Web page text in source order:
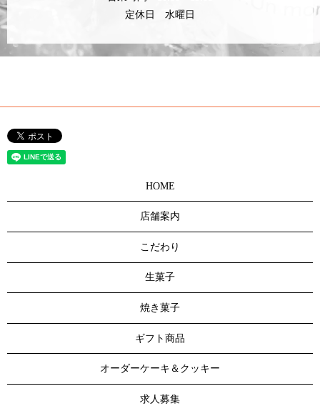
定休日 水曜日
HOME
店舗案内
こだわり
生菓子
焼き菓子
ギフト商品
オーダーケーキ＆クッキー
求人募集